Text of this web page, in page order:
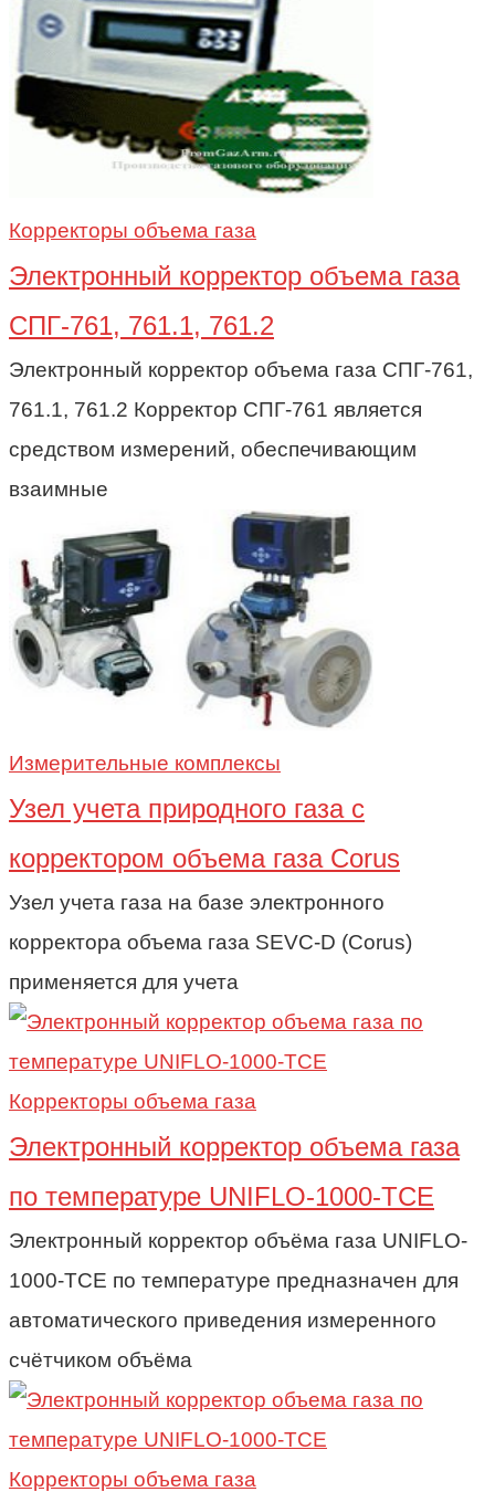
Корректоры объема газа
Электронный корректор объема газа
СПГ-761, 761.1, 761.2
Электронный корректор объема газа СПГ-761,
761.1, 761.2 Корректор СПГ-761 является
средством измерений, обеспечивающим
взаимные
Измерительные комплексы
Узел учета природного газа c
корректором объема газа Corus
Узел учета газа на базе электронного
корректора объема газа SEVC-D (Corus)
применяется для учета
Корректоры объема газа
Электронный корректор объема газа
по температуре UNIFLO-1000-TCE
Электронный корректор объёма газа UNIFLO-
1000-TCE по температуре предназначен для
автоматического приведения измеренного
счётчиком объёма
Корректоры объема газа